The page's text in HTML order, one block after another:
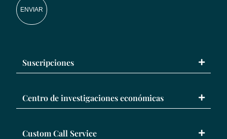
ENVIAR
Suscripciones
Centro de investigaciones económicas
Custom Call Service